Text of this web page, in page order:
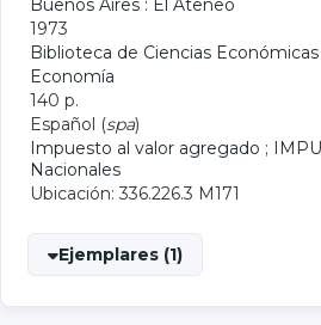
Buenos Aires : El Ateneo
1973
Biblioteca de Ciencias Económicas
Economía
140 p.
Español (spa)
Impuesto al valor agregado ;
Nacionales
Ubicación: 336.226.3 M171
Ejemplares (1)